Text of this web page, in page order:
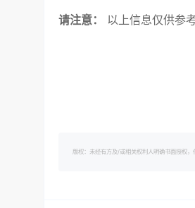
请注意： 以上信息仅供参
版权：未经有方及/或相关权利人明确书面授权